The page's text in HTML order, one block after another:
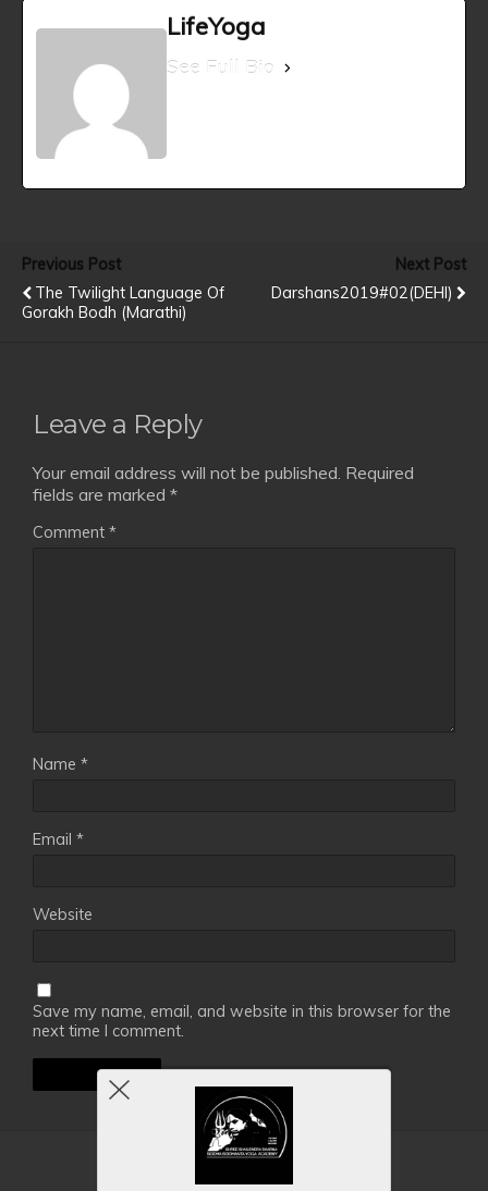
LifeYoga
See Full Bio
Previous Post
The Twilight Language Of
Gorakh Bodh (Marathi)
Next Post
Darshans2019#02(DEHI)
Leave a Reply
Your email address will not be published. Required
fields are marked *
Comment *
Name *
Email *
Website
Save my name, email, and website in this browser for the
next time I comment.